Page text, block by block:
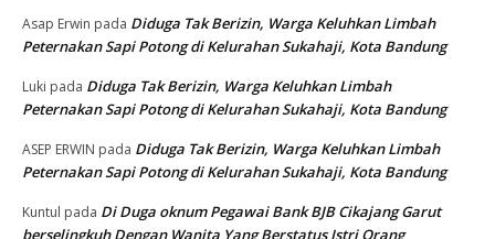
Asap Erwin pada Diduga Tak Berizin, Warga Keluhkan Limbah
Peternakan Sapi Potong di Kelurahan Sukahaji, Kota Bandung
Luki pada Diduga Tak Berizin, Warga Keluhkan Limbah
Peternakan Sapi Potong di Kelurahan Sukahaji, Kota Bandung
ASEP ERWIN pada Diduga Tak Berizin, Warga Keluhkan Limbah
Peternakan Sapi Potong di Kelurahan Sukahaji, Kota Bandung
Kuntul pada Di Duga oknum Pegawai Bank BJB Cikajang Garut
berselingkuh Dengan Wanita Yang Berstatus Istri Orang